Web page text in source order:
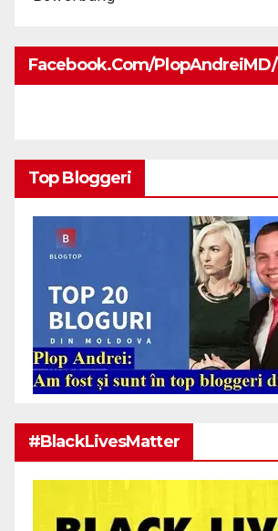
Facebook.com/PlopAndreiMD/
Top Bloggeri
#BlackLivesMatter